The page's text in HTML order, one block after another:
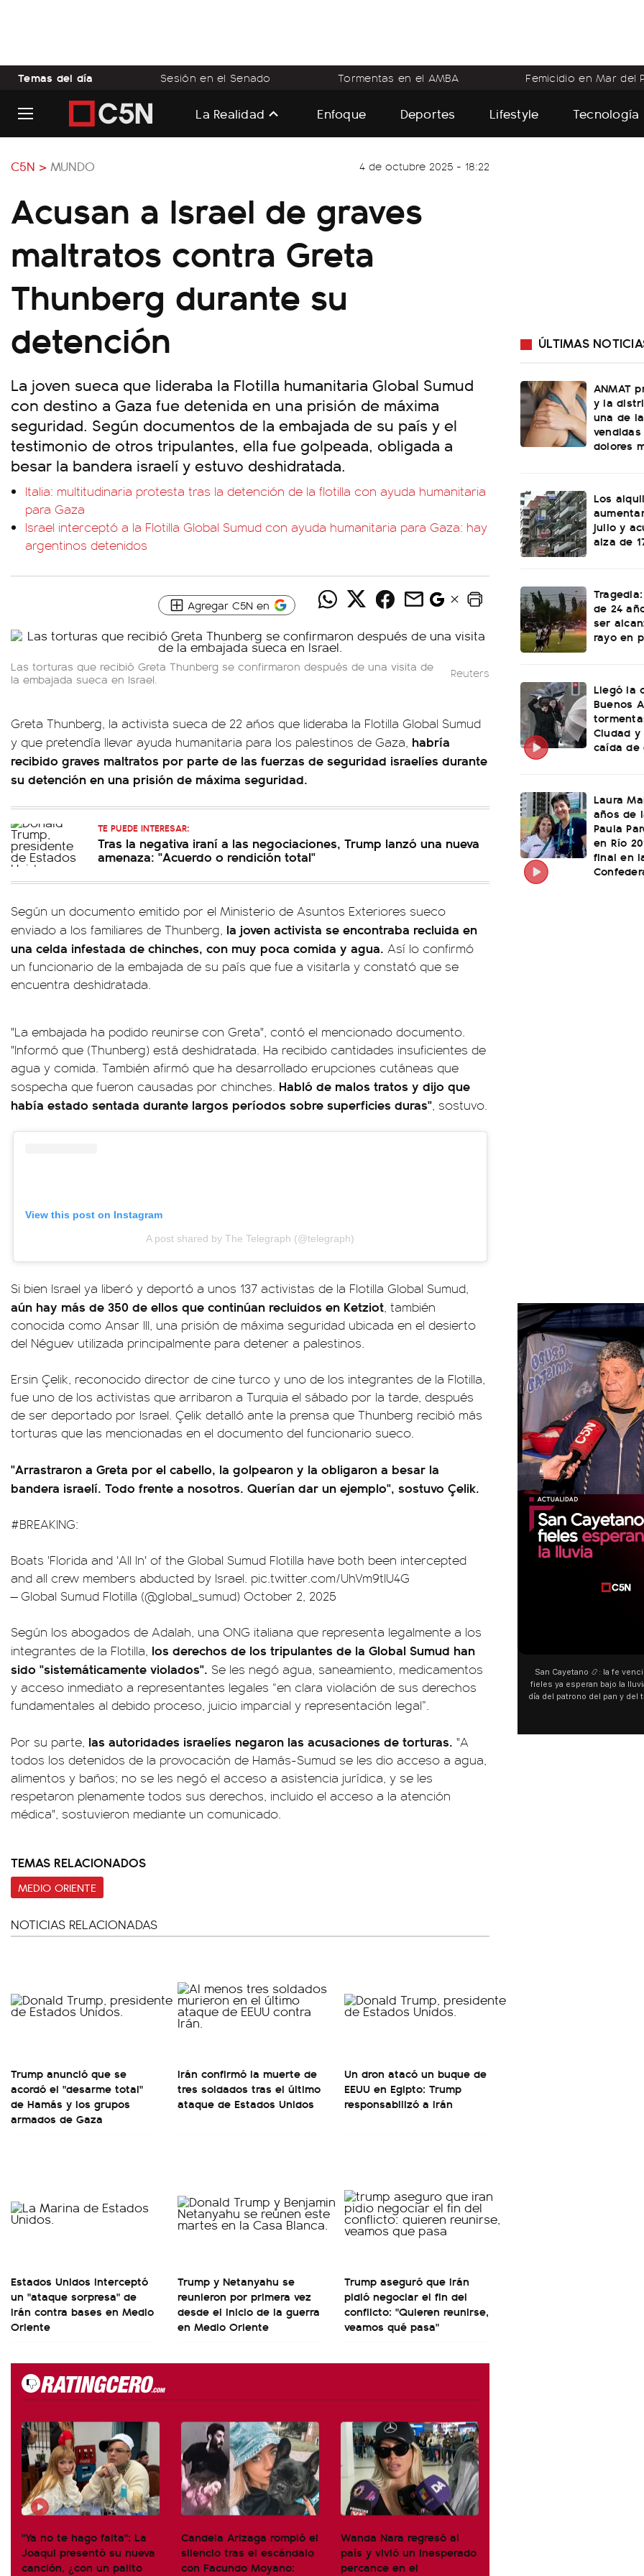
Temas del día Sesión en el Senado Tormentas en el AMBA Femicidio en Mar del
La Realidad Enfoque Deportes Lifestyle Tecnología
C5N > MUNDO 4 de octubre 2025 - 18:22
Acusan a Israel de graves
maltratos contra Greta
Thunberg durante su
detención
La joven sueca que lideraba la Flotilla humanitaria Global Sumud
con destino a Gaza fue detenida en una prisión de máxima
seguridad. Según documentos de la embajada de su país y el
testimonio de otros tripulantes, ella fue golpeada, obligada a
besar la bandera israelí y estuvo deshidratada.
Italia: multitudinaria protesta tras la detención de la flotilla con ayuda humanitaria
para Gaza
Israel interceptó a la Flotilla Global Sumud con ayuda humanitaria para Gaza: hay
argentinos detenidos
Agregar C5N en
Las torturas que recibió Greta Thunberg se confirmaron después de una visita de
la embajada sueca en Israel.
Reuters
Greta Thunberg, la activista sueca de 22 años que lideraba la Flotilla Global Sumud
y que pretendía llevar ayuda humanitaria para los palestinos de Gaza, habría
recibido graves maltratos por parte de las fuerzas de seguridad israelíes durante
su detención en una prisión de máxima seguridad.
TE PUEDE INTERESAR:
Tras la negativa iraní a las negociaciones, Trump lanzó una nueva
amenaza: "Acuerdo o rendición total"
Según un documento emitido por el Ministerio de Asuntos Exteriores sueco
enviado a los familiares de Thunberg, la joven activista se encontraba recluida en
una celda infestada de chinches, con muy poca comida y agua. Así lo confirmó
un funcionario de la embajada de su país que fue a visitarla y constató que se
encuentra deshidratada.
"La embajada ha podido reunirse con Greta", contó el mencionado documento.
"Informó que (Thunberg) está deshidratada. Ha recibido cantidades insuficientes de
agua y comida. También afirmó que ha desarrollado erupciones cutáneas que
sospecha que fueron causadas por chinches. Habló de malos tratos y dijo que
había estado sentada durante largos períodos sobre superficies duras", sostuvo.
View this post on Instagram
A post shared by The Telegraph (@telegraph)
Si bien Israel ya liberó y deportó a unos 137 activistas de la Flotilla Global Sumud,
aún hay más de 350 de ellos que continúan recluidos en Ketziot, también
conocida como Ansar III, una prisión de máxima seguridad ubicada en el desierto
del Néguev utilizada principalmente para detener a palestinos.
Ersin Çelik, reconocido director de cine turco y uno de los integrantes de la Flotilla,
fue uno de los activistas que arribaron a Turquia el sábado por la tarde, después
de ser deportado por Israel. Çelik detalló ante la prensa que Thunberg recibió más
torturas que las mencionadas en el documento del funcionario sueco.
"Arrastraron a Greta por el cabello, la golpearon y la obligaron a besar la
bandera israelí. Todo frente a nosotros. Querían dar un ejemplo", sostuvo Çelik.
#BREAKING:
Boats 'Florida and 'All In' of the Global Sumud Flotilla have both been intercepted
and all crew members abducted by Israel. pic.twitter.com/UhVm9tIU4G
— Global Sumud Flotilla (@global_sumud) October 2, 2025
Según los abogados de Adalah, una ONG italiana que representa legalmente a los
integrantes de la Flotilla, los derechos de los tripulantes de la Global Sumud han
sido "sistemáticamente violados". Se les negó agua, saneamiento, medicamentos
y acceso inmediato a representantes legales “en clara violación de sus derechos
fundamentales al debido proceso, juicio imparcial y representación legal”.
Por su parte, las autoridades israelíes negaron las acusaciones de torturas. "A
todos los detenidos de la provocación de Hamás-Sumud se les dio acceso a agua,
alimentos y baños; no se les negó el acceso a asistencia jurídica, y se les
respetaron plenamente todos sus derechos, incluido el acceso a la atención
médica", sostuvieron mediante un comunicado.
TEMAS RELACIONADOS
MEDIO ORIENTE
NOTICIAS RELACIONADAS
Trump anunció que se
acordó el "desarme total"
de Hamás y los grupos
armados de Gaza
Irán confirmó la muerte de
tres soldados tras el último
ataque de Estados Unidos
Un dron atacó un buque de
EEUU en Egipto: Trump
responsabilizó a Irán
Estados Unidos interceptó
un "ataque sorpresa" de
Irán contra bases en Medio
Oriente
Trump y Netanyahu se
reunieron por primera vez
desde el inicio de la guerra
en Medio Oriente
Trump aseguró que Irán
pidió negociar el fin del
conflicto: "Quieren reunirse,
veamos qué pasa"
"Ya no te hago falta": La
Joaqui presentó su nueva
canción, ¿con un palito
Candela Arizaga rompió el
silencio tras el escándalo
con Facundo Moyano:
Wanda Nara regresó al
país y vivió un inesperado
percance en el
ÚLTIMAS
ANMAT
y la
una de
dolores
Los
julio y
alza de
de 24
ser
rayo en
Llegó la
Buenos
Ciudad
caída de
Laura
años de
Paula
en Río
final en
San Cayetano 📿: la fe venció
fieles ya esperan bajo la lluvia
día del patrono del pan y del
y pedir. 🎙️